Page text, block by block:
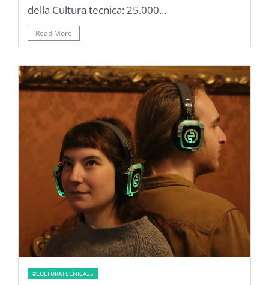
della Cultura tecnica: 25.000...
Read More
#CULTURATECNICA25